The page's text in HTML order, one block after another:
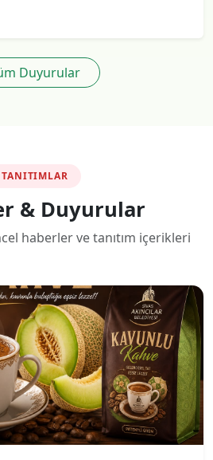
Duyurular
TANITIMLAR
& Duyurular
haberler ve tanıtım içerikleri